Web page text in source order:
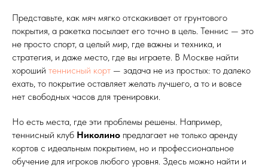
Представьте, как мяч мягко отскакивает от грунтового
покрытия, а ракетка посылает его точно в цель. Теннис — это
не просто спорт, а целый мир, где важны и техника, и
стратегия, и даже место, где вы играете. В Москве найти
хороший теннисный корт — задача не из простых: то далеко
ехать, то покрытие оставляет желать лучшего, а то и вовсе
нет свободных часов для тренировки.
Но есть места, где эти проблемы решены. Например,
теннисный клуб Николино предлагает не только аренду
кортов с идеальным покрытием, но и профессиональное
обучение для игроков любого уровня. Здесь можно найти и